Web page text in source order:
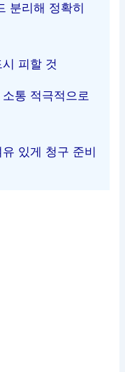
분리해 정확히
피할 것
통 적극적으로
있게 청구 준비